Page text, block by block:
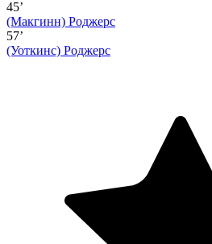
45’
(Макгинн) Роджерс
57’
(Уоткинс) Роджерс